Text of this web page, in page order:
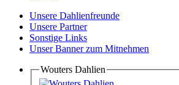
Unsere Dahlienfreunde
Unsere Partner
Sonstige Links
Unser Banner zum Mitnehmen
Wouters Dahlien